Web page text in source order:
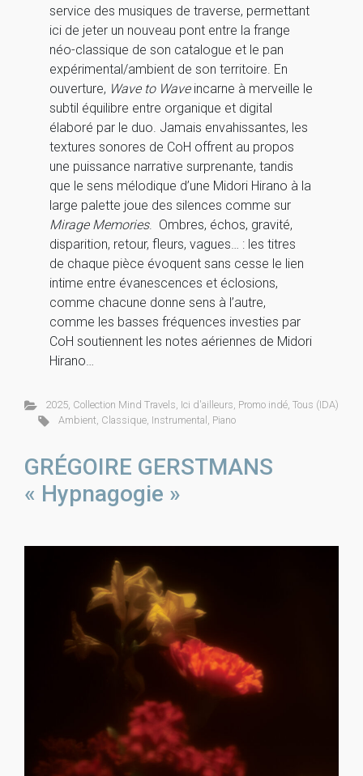
service des musiques de traverse, permettant
ici de jeter un nouveau pont entre la frange
néo-classique de son catalogue et le pan
expérimental/ambient de son territoire. En
ouverture, Wave to Waveincarne à merveille le
subtil équilibre entre organique et digital
élaboré par le duo. Jamais envahissantes, les
textures sonores de CoH offrent au propos
une puissance narrative surprenante, tandis
que le sens mélodique d’une Midori Hirano à la
large palette joue des silences comme sur
Mirage Memories. Ombres, échos, gravité,
disparition, retour, fleurs, vagues… : les titres
de chaque pièce évoquent sans cesse le lien
intime entre évanescences et éclosions,
comme chacune donne sens à l’autre,
comme les basses fréquences investies par
CoH soutiennent les notes aériennes de Midori
Hirano…
2025, Collection Mind Travels, Ici d'ailleurs, Promo indé, Tous (IDA)
Ambient, Classique, Instrumental , Piano
GRÉGOIRE GERSTMANS
« Hypnagogie »